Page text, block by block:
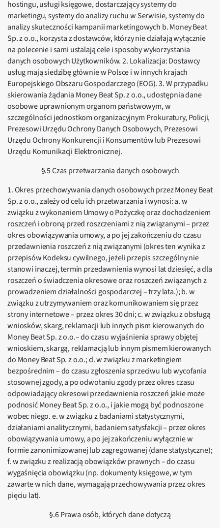
hostingu, usługi księgowe, dostarczający systemy do
marketingu, systemy do analizy ruchu w Serwisie, systemy do
analizy skuteczności kampanii marketingowych b. Money Beat
Sp. z o.o., korzysta z dostawców, którzy nie działają wyłącznie
na polecenie i sami ustalają cele i sposoby wykorzystania
danych osobowych Użytkowników. 2. Lokalizacja: Dostawcy
usług mają siedzibę głównie w Polsce i w innych krajach
Europejskiego Obszaru Gospodarczego (EOG). 3. W przypadku
skierowania żądania Money Beat Sp. z o.o., udostępnia dane
osobowe uprawnionym organom państwowym, w
szczególności jednostkom organizacyjnym Prokuratury, Policji,
Prezesowi Urzędu Ochrony Danych Osobowych, Prezesowi
Urzędu Ochrony Konkurencji i Konsumentów lub Prezesowi
Urzędu Komunikacji Elektronicznej.
§.5 Czas przetwarzania danych osobowych
1. Okres przechowywania danych osobowych przez Money Beat
Sp. z o.o., zależy od celu ich przetwarzania i wynosi: a. w
związku z wykonaniem Umowy o Pożyczkę oraz dochodzeniem
roszczeń i obroną przed roszczeniami z nią związanymi – przez
okres obowiązywania umowy, a po jej zakończeniu do czasu
przedawnienia roszczeń z nią związanymi (okres ten wynika z
przepisów Kodeksu cywilnego, jeżeli przepis szczególny nie
stanowi inaczej, termin przedawnienia wynosi lat dziesięć, a dla
roszczeń o świadczenia okresowe oraz roszczeń związanych z
prowadzeniem działalności gospodarczej – trzy lata.); b. w
związku z utrzymywaniem oraz komunikowaniem się przez
strony internetowe – przez okres 30 dni; c. w związku z obsługą
wniosków, skarg, reklamacji lub innych pism kierowanych do
Money Beat Sp. z o.o.– do czasu wyjaśnienia sprawy objętej
wnioskiem, skargą, reklamacją lub innym pismem kierowanych
do Money Beat Sp. z o.o.; d. w związku z marketingiem
bezpośrednim – do czasu zgłoszenia sprzeciwu lub wycofania
stosownej zgody, a po odwołaniu zgody przez okres czasu
odpowiadający okresowi przedawnienia roszczeń jakie może
podnosić Money Beat Sp. z o.o., i jakie mogą być podnoszone
wobec niego. e. w związku z badaniami statystycznymi,
działaniami analitycznymi, badaniem satysfakcji – przez okres
obowiązywania umowy, a po jej zakończeniu wyłącznie w
formie zanonimizowanej lub zagregowanej (dane statystyczne);
f. w związku z realizacją obowiązków prawnych – do czasu
wygaśnięcia obowiązku (np. dokumenty księgowe, w tym
zawarte w nich dane, wymagają przechowywania przez okres
pięciu lat).
§.6 Prawa osób, których dane dotyczą